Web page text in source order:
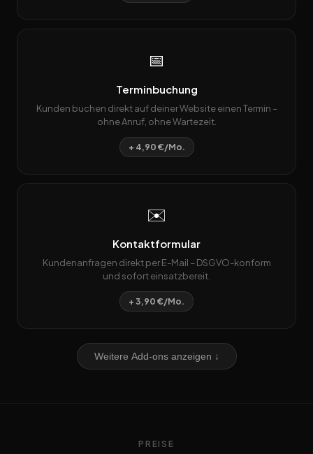
📅
Terminbuchung
Kunden buchen direkt auf deiner Website einen Termin –
ohne Anruf, ohne Wartezeit.
+ 4,90 €/Mo.
✉️
Kontaktformular
Kundenanfragen direkt per E-Mail – DSGVO-konform
und sofort einsatzbereit.
+ 3,90 €/Mo.
Weitere Add-ons anzeigen ↓
PREISE